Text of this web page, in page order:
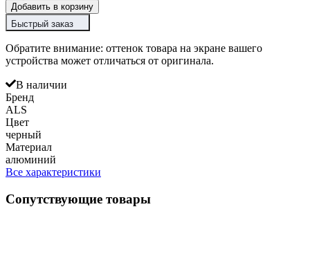
Добавить в корзину
Быстрый заказ
Обратите внимание: оттенок товара на экране вашего
устройства может отличаться от оригинала.
В наличии
Бренд
ALS
Цвет
черный
Материал
алюминий
Все характеристики
Сопутствующие товары